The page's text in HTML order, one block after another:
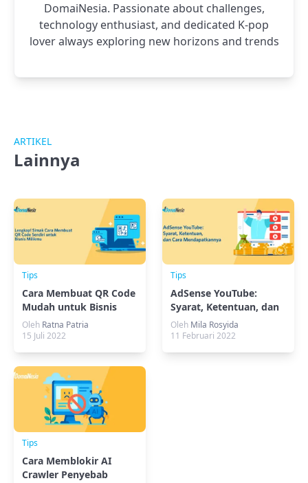
DomaiNesia. Passionate about challenges,
technology enthusiast, and dedicated K-pop
lover always exploring new horizons and trends
ARTIKEL
Lainnya
Tips
Cara Membuat QR Code
Mudah untuk Bisnis
Oleh Ratna Patria
15 Juli 2022
Tips
AdSense YouTube:
Syarat, Ketentuan, dan
Cara Mendapatkannya
Oleh Mila Rosyida
11 Februari 2022
Tips
Cara Memblokir AI
Crawler Penyebab